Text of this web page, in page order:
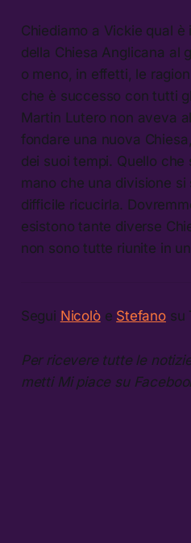
Chiediamo a Vickie qual è
della Chiesa Anglicana al
o meno, in effetti, le
che è successo con tutti
Martin Lutero non aveva
fondare una nuova
dei suoi tempi. Quello
mano che una divisione
difficile ricucirla.
esistono tante diverse
non sono tutte riunite in
Segui Nicolòe Stefanosu
Per ricevere tutte le
metti Mi piace su